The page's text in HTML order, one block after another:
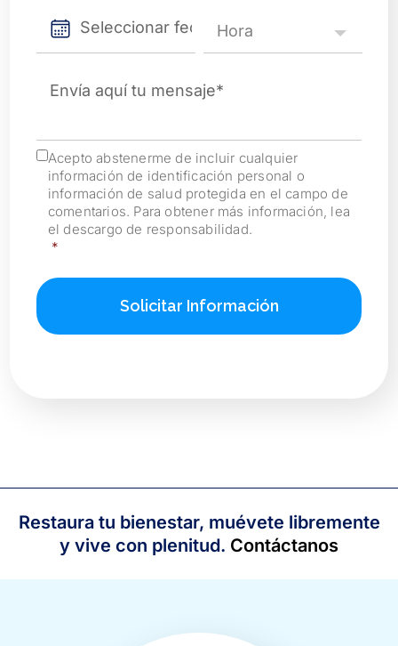
slash
slash
DD
Consent *
Acepto abstenerme de incluir cualquier
información de identificación personal o
información de salud protegida en el campo de
comentarios. Para obtener más información, lea
el descargo de responsabilidad.
*
Restaura tu bienestar, muévete libremente
y vive con plenitud. Contáctanos